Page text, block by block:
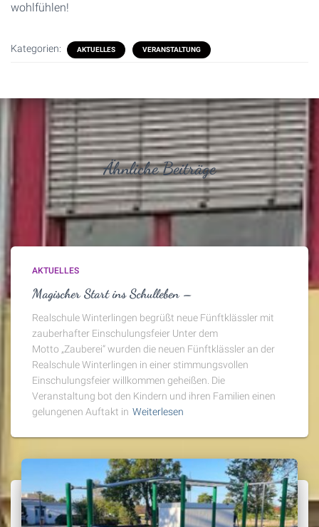
wohlfühlen!
Kategorien: AKTUELLES VERANSTALTUNG
Ähnliche Beiträge
AKTUELLES
Magischer Start ins Schulleben –
Realschule Winterlingen begrüßt neue Fünftklässler mit
zauberhafter Einschulungsfeier Unter dem
Motto „Zauberei“ wurden die neuen Fünftklässler an der
Realschule Winterlingen in einer stimmungsvollen
Einschulungsfeier willkommen geheißen. Die
Veranstaltung bot den Kindern und ihren Familien einen
gelungenen Auftakt in Weiterlesen